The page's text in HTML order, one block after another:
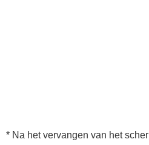
* Na het vervangen van het